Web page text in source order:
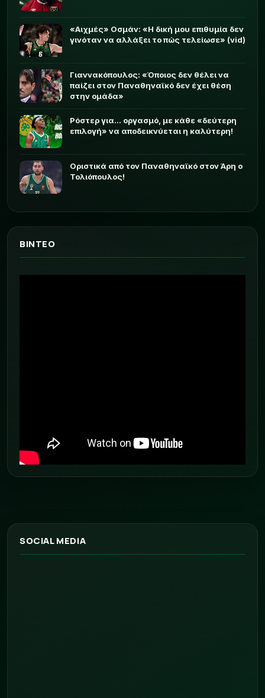
«Αιχμές» Οσμάν: «Η δική μου επιθυμία δεν
γινόταν να αλλάξει το πώς τελείωσε» (vid)
Γιαννακόπουλος: «Όποιος δεν θέλει να
παίζει στον Παναθηναϊκό δεν έχει θέση
στην ομάδα»
Ρόστερ για... οργασμό, με κάθε «δεύτερη
επιλογή» να αποδεικνύεται η καλύτερη!
Οριστικά από τον Παναθηναϊκό στον Άρη ο
Τολιόπουλος!
ΒΙΝΤΕΟ
SOCIAL MEDIA